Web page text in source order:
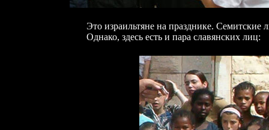
Это израильтяне на празднике.
Однако, здесь есть и пара славянских лиц: